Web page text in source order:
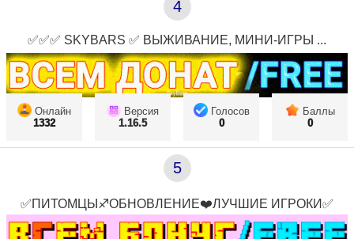
4
✅✅✅ SKYBARS ✅ ВЫЖИВАНИЕ, МИНИ-ИГРЫ ...
Онлайн
1332
Версия
1.16.5
Голосов
0
Баллы
0
5
✅ПИТОМЦЫ♐ОБНОВЛЕНИЕ❤️ЛУЧШИЕ ИГРОКИ✅